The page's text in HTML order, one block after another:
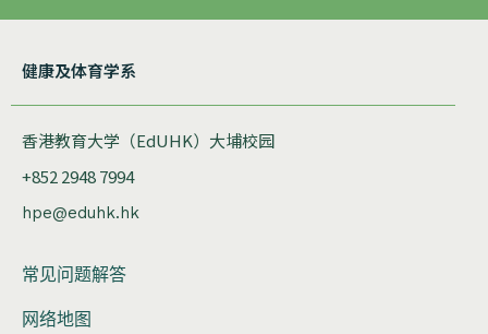
健康及体育学系
香港教育大学（EdUHK）大埔校园
+852 2948 7994
hpe@eduhk.hk
常见问题解答
网络地图